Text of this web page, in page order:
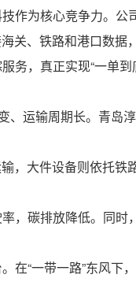
作为核心竞争力。公
关、铁路和港口数据
务，真正实现“一单到
、运输周期长。青岛
，大件设备则依托铁
，碳排放降低。同时
在“一带一路”东风下